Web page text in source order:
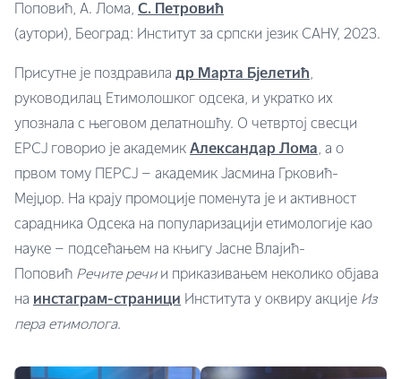
Поповић, А. Лома, С. Петровић
(аутори), Београд: Институт за српски језик САНУ, 2023.
Присутне је поздравила др Марта Бјелетић,
руководилац Етимолошког одсека, и укратко их
упознала с његовом делатношћу. О четвртој свесци
ЕРСЈ говорио је академик Александар Лома, а о
првом тому ПЕРСЈ – академик Јасмина Грковић-
Мејџор. На крају промоције поменута је и активност
сарадника Одсека на популаризацији етимологије као
науке – подсећањем на књигу Јасне Влајић-
Поповић Речите речии приказивањем неколико објава
на инстаграм-страници Института у оквиру акције Из
пера етимолога.